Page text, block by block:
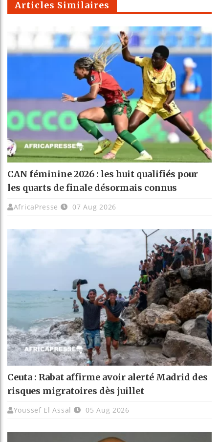
Articles Similaires
CAN féminine 2026 : les huit qualifiés pour
les quarts de finale désormais connus
AfricaPresse 07 Aug 2026
Ceuta : Rabat affirme avoir alerté Madrid des
risques migratoires dès juillet
Youssef El Assal 05 Aug 2026